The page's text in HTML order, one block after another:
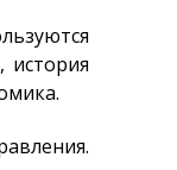
история